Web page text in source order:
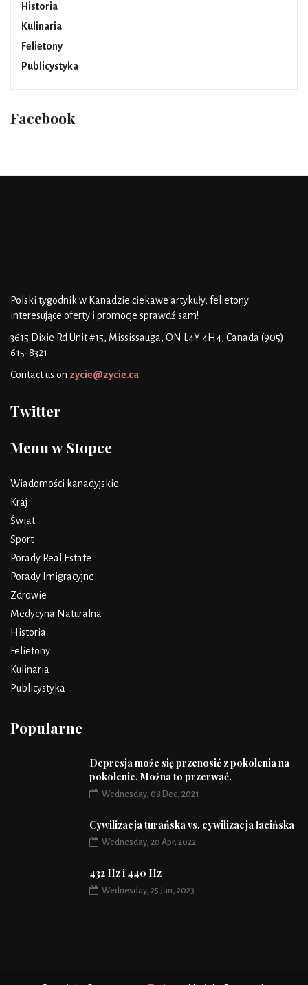
Historia
Kulinaria
Felietony
Publicystyka
Facebook
Polski tygodnik w Kanadzie ciekawe artykuły, felietony
interesujące oferty i promocje sprawdź sam!
3615 Dixie Rd Unit #15, Mississauga, ON L4Y 4H4, Canada (905)
615-8321
Contact us on zycie@zycie.ca
Twitter
Menu w Stopce
Wiadomości kanadyjskie
Kraj
Świat
Sport
Porady Real Estate
Porady Imigracyjne
Zdrowie
Medycyna Naturalna
Historia
Felietony
Kulinaria
Publicystyka
Popularne
Depresja może się przenosić z pokolenia na
pokolenie. Można to przerwać.
Wednesday, 08 Dec, 2021
Cywilizacja turańska vs. cywilizacja łacińska
Wednesday, 20 Apr, 2022
432 Hz i 440 Hz
Wednesday, 25 Jan, 2023